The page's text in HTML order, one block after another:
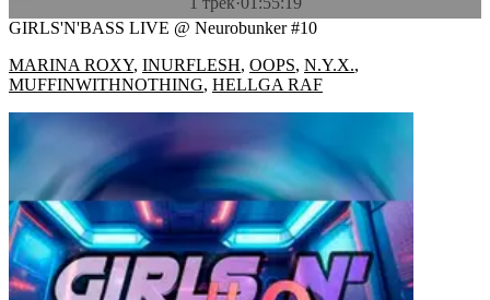
GIRLS'N'BASS LIVE @ Neurobunker #10
MARINA ROXY, INURFLESH, OOPS, N.Y.X.,
MUFFINWITHNOTHING, HELLGA RAF